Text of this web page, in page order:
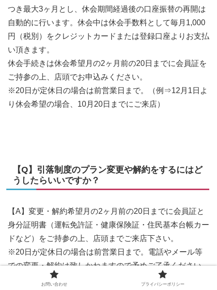
つき最大3ヶ月とし、休会期間経過後の口座振替の再開は
自動的に行います。休会中は休会手数料として毎月1,000
円（税別）をクレジットカードまたは登録口座よりお支払
い頂きます。
休会手続きは休会希望月の2ヶ月前の20日までに会員証を
ご持参の上、店頭でお申込みください。
※20日が定休日の場合は前営業日まで。（例⇒12月1日よ
り休会希望の場合、10月20日までにご来店）
【Q】引落制度のプラン変更や解約をするにはど
うしたらいいですか？
【A】変更・解約希望月の2ヶ月前の20日までに会員証と
身分証明書（運転免許証・健康保険証・住民基本台帳カー
ドなど）をご持参の上、店頭までご来店下さい。
※20日が定休日の場合は前営業日まで。電話やメール等
での変更・解約は致しかねますので予めご了承ください。
（例⇒12月1日よりプラン変更希望の場合、10月20日まで
お問い合わせ プライバシーポリシー